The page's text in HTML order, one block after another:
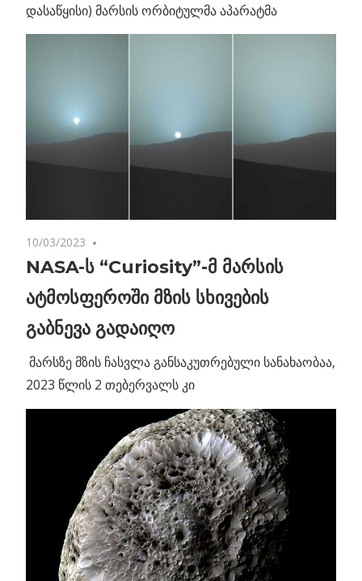
დასაწყისი) მარსის ორბიტულმა აპარატმა
10/03/2023
NASA-ს “Curiosity”-მ მარსის
ატმოსფეროში მზის სხივების
გაბნევა გადაიღო
მარსზე მზის ჩასვლა განსაკუთრებული სანახაობაა,
2023 წლის 2 თებერვალს კი